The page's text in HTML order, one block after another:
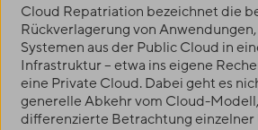
Cloud Repatriation bezeichnet die
Rückverlagerung von
Systemen aus der Public Cloud in
Infrastruktur – etwa ins eigene
eine Private Cloud. Dabei geht es
generelle Abkehr vom Cloud-
differenzierte Betrachtung einzelner